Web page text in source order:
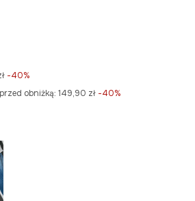
-40%
obniżką: 149,90 zł -40%